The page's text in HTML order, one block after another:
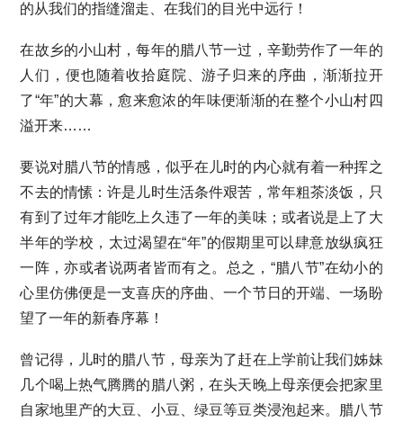
的从我们的指缝溜走、在我们的目光中远行！
在故乡的小山村，每年的腊八节一过，辛勤劳作了一年的
人们，便也随着收拾庭院、游子归来的序曲，渐渐拉开
了“年”的大幕，愈来愈浓的年味便渐渐的在整个小山村四
溢开来……
要说对腊八节的情感，似乎在儿时的内心就有着一种挥之
不去的情愫：许是儿时生活条件艰苦，常年粗茶淡饭，只
有到了过年才能吃上久违了一年的美味；或者说是上了大
半年的学校，太过渴望在“年”的假期里可以肆意放纵疯狂
一阵，亦或者说两者皆而有之。总之，“腊八节”在幼小的
心里仿佛便是一支喜庆的序曲、一个节日的开端、一场盼
望了一年的新春序幕！
曾记得，儿时的腊八节，母亲为了赶在上学前让我们姊妹
几个喝上热气腾腾的腊八粥，在头天晚上母亲便会把家里
自家地里产的大豆、小豆、绿豆等豆类浸泡起来。腊八节